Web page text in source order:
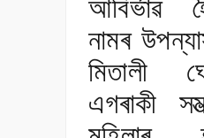
নামৰ
মিতালী
এগৰাকী